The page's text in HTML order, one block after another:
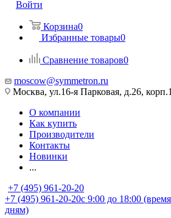
Войти
Корзина0
Избранные товары0
Сравнение товаров0
moscow@symmetron.ru
Москва, ул.16-я Парковая, д.26, корп.1
О компании
Как купить
Производители
Контакты
Новинки
...
+7 (495) 961-20-20
+7 (495) 961-20-20с 9:00 до 18:00
дням)